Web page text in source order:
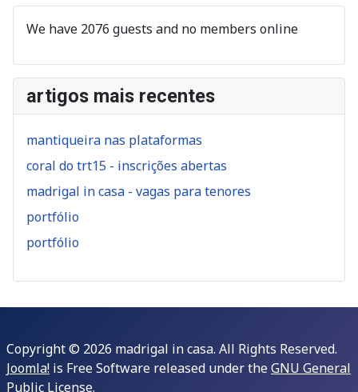
We have 2076 guests and no members online
artigos mais recentes
mantiqueira nas plataformas
coral do trt15 - inscrições abertas
madrigal in casa - vagas para tenores
portfólio
portfólio
Copyright © 2026 madrigal in casa. All Rights Reserved.
Joomla! is Free Software released under theGNU General
Public License.